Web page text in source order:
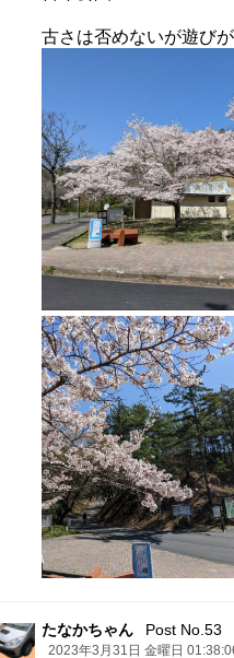
古さは否めないが遊び
たなかちゃん Post No.53
2023年3月31日 金曜日